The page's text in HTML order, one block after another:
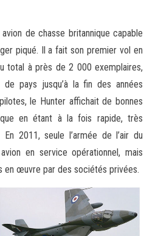
de chasse britannique capable
piqué. Il a fait son premier vol en
total à près de 2 000 exemplaires,
pays jusqu’à la fin des années
le Hunter affichait de bonnes
en étant à la fois rapide, très
2011, seule l’armée de l’air du
en service opérationnel, mais
en œuvre par des sociétés privées.